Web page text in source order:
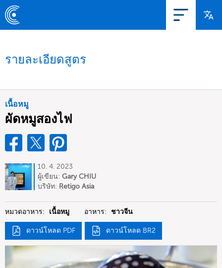
รายละเอียดสูตร
เนื้อหมู
ผัดหมูสองไฟ
10. 4. 2023
ผู้เขียน: Gary CHIU
บริษัท: Retigo Asia
หมวดอาหาร: เนื้อหมู อาหาร: ชาวจีน
ดาวน์โหลด PDF ดาวน์โหลด BR2